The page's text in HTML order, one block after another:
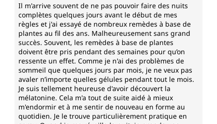
Il m'arrive souvent de ne pas pouvoir faire des nuits
complètes quelques jours avant le début de mes
règles et j'ai essayé de nombreux remèdes à base de
plantes au fil des ans. Malheureusement sans grand
succès. Souvent, les remèdes à base de plantes
doivent être pris pendant des semaines pour qu’on
ressente un effet. Comme je n'ai des problèmes de
sommeil que quelques jours par mois, je ne veux pas
avaler n’importe quelles gélules pendant tout le mois.
Je suis tellement heureuse d'avoir découvert la
mélatonine. Cela m'a tout de suite aidé à mieux
m'endormir et à me sentir de nouveau en forme au
quotidien. Je le trouve particulièrement pratique en